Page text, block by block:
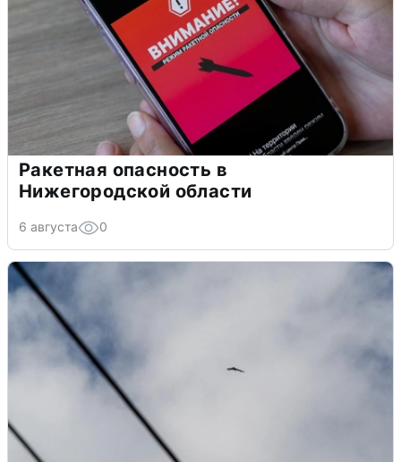
Ракетная опасность в
Нижегородской области
6 августа 0